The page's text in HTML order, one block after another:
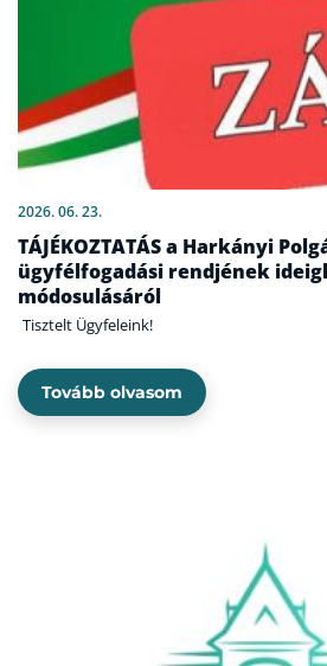
2026. 06. 23.
TÁJÉKOZTATÁS a Harkányi
ügyfélfogadási rendjének
módosulásáról
Tisztelt Ügyfeleink!
Tovább olvasom